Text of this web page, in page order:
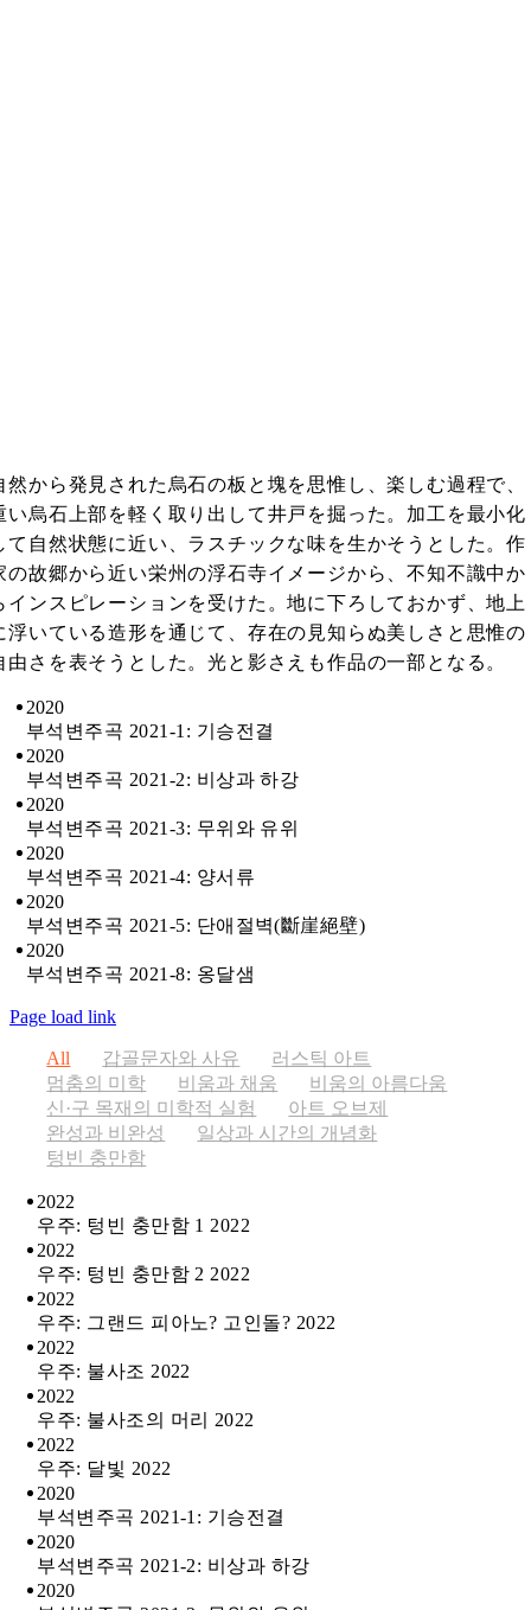
然から発見 された烏石の板と塊を思惟し、楽 しむ過程で、
い烏石上部を軽 く取り出して井戸 を掘った。加工を最小化
て自然状態に近い、ラスチックな味を生かそうとした。作
の故郷から近い栄州の浮石寺イメージから、不知不識中か
インスピレーションを受けた。地に下ろしておかず、地上
浮いている造形を通じて、存在の見知らぬ美しさと思惟の
由さを表そうとした。光と影さえも作品の一部となる。
2020
부석변주곡 2021-1: 기승전결
2020
부석변주곡 2021-2: 비상과 하강
2020
부석변주곡 2021-3: 무위와 유위
2020
부석변주곡 2021-4: 양서류
2020
부석변주곡 2021-5: 단애절벽(斷崖絕壁)
2020
부석변주곡 2021-8: 옹달샘
Page load link
All 갑골문자와 사유
러스틱 아트
멈춤의 미학
비움과 채움
비움의 아름다움
신·구 목재의 미학적 실험
아트 오브제
완성과 비완성
일상과 시간의 개념화
텅빈 충만함
2022
우주: 텅빈 충만함 1 2022
2022
우주: 텅빈 충만함 2 2022
2022
우주: 그랜드 피아노? 고인돌? 2022
2022
우주: 불사조 2022
2022
우주: 불사조의 머리 2022
2022
우주: 달빛 2022
2020
부석변주곡 2021-1: 기승전결
2020
부석변주곡 2021-2: 비상과 하강
2020